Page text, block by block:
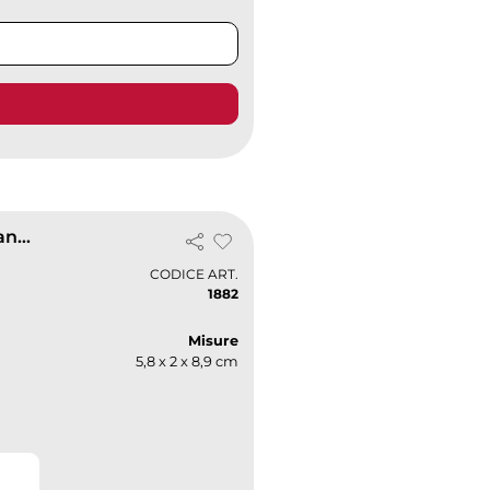
Set Cartolinas Inary 10 Cartoncini Legno Naturale, Finitura Granulata
CODICE ART.
1882
Misure
5,8 x 2 x 8,9 cm